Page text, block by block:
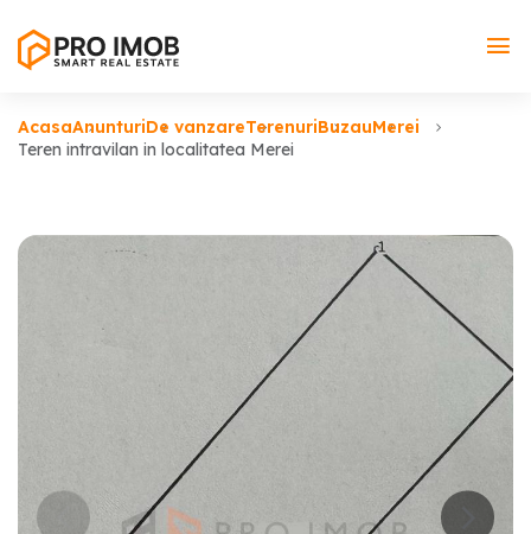
AcasaAnunturiDe vanzareTerenuriBuzauMerei
Teren intravilan in localitatea Merei